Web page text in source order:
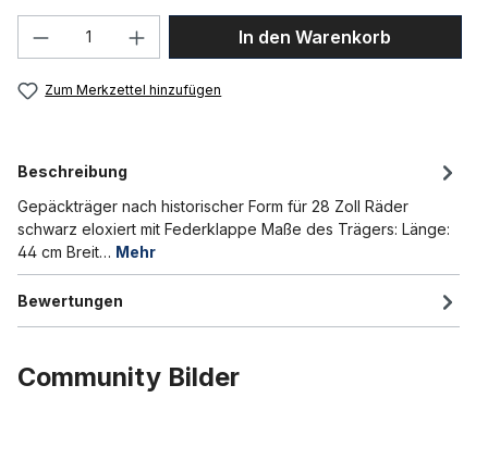
Produkt Anzahl: Gib den gewünschten
In den Warenkorb
Zum Merkzettel hinzufügen
Beschreibung
Gepäckträger nach historischer Form für 28 Zoll Räder
schwarz eloxiert mit Federklappe Maße des Trägers: Länge:
44 cm Breit… Mehr
Bewertungen
Community Bilder